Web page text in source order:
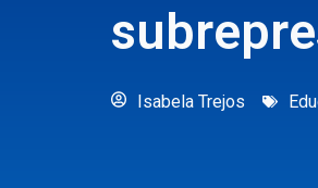
Isabela Trejos